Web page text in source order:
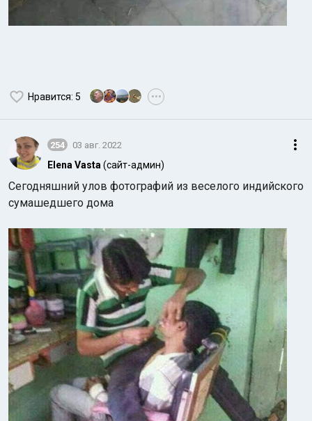
Нравится: 5 •••
254 03 авг. 2022
Elena Vasta (сайт-админ)
Сегодняшний улов фотографий из веселого индийского
сумашедшего дома